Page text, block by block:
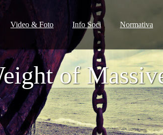
Video & Foto Info Soci Normativa
of